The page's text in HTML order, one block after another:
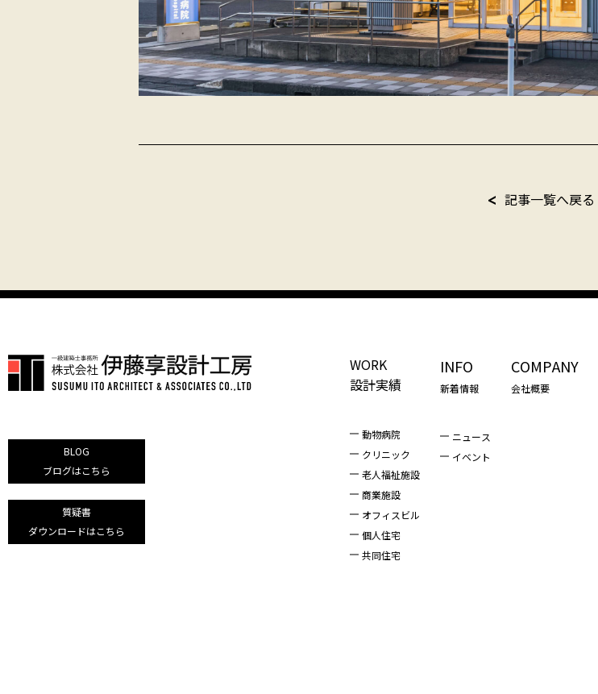
記事一覧へ戻る
BLOG
ブログはこちら
質疑書
ダウンロードはこちら
WORK
設計実績
動物病院
クリニック
老人福祉施設
商業施設
オフィスビル
個人住宅
共同住宅
INFO
新着情報
ニュース
イベント
COMPANY
会社概要